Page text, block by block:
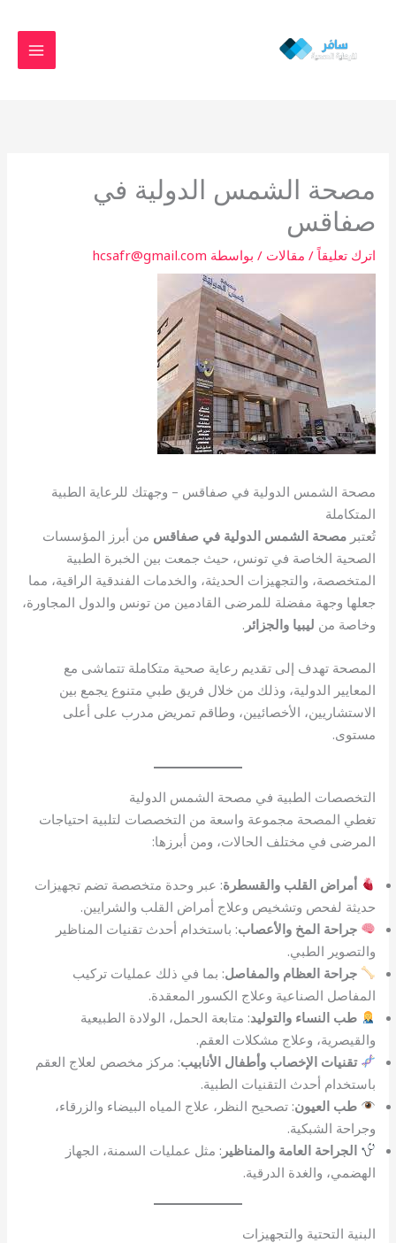
المحتوى
مصحة الشمس الدولية في
صفاقس
اترك تعليقاً / مقالات / بواسطة hcsafr@gmail.com
مصحة الشمس الدولية في صفاقس – وجهتك للرعاية الطبية
المتكاملة
تُعتبرمصحة الشمس الدولية في صفاقس من أبرز المؤسسات
الصحية الخاصة في تونس، حيث جمعت بين الخبرة الطبية
المتخصصة، والتجهيزات الحديثة، والخدمات الفندقية الراقية، مما
جعلها وجهة مفضلة للمرضى القادمين من تونس والدول المجاورة،
وخاصة من ليبيا والجزائر .
المصحة تهدف إلى تقديم رعاية صحية متكاملة تتماشى مع
المعايير الدولية، وذلك من خلال فريق طبي متنوع يجمع بين
الاستشاريين، الأخصائيين، وطاقم تمريض مدرب على أعلى
مستوى.
التخصصات الطبية في مصحة الشمس الدولية
تغطي المصحة مجموعة واسعة من التخصصات لتلبية احتياجات
المرضى في مختلف الحالات، ومن أبرزها:
أمراض القلب والقسطرة: عبر وحدة متخصصة تضم تجهيزات
حديثة لفحص وتشخيص وعلاج أمراض القلب والشرايين.
جراحة المخ والأعصاب: باستخدام أحدث تقنيات المناظير
والتصوير الطبي.
جراحة العظام والمفاصل: بما في ذلك عمليات تركيب
المفاصل الصناعية وعلاج الكسور المعقدة.
طب النساء والتوليد: متابعة الحمل، الولادة الطبيعية
والقيصرية، وعلاج مشكلات العقم.
تقنيات الإخصاب وأطفال الأنابيب: مركز مخصص لعلاج العقم
باستخدام أحدث التقنيات الطبية.
طب العيون: تصحيح النظر، علاج المياه البيضاء والزرقاء،
وجراحة الشبكية.
الجراحة العامة والمناظير : مثل عمليات السمنة، الجهاز
الهضمي، والغدة الدرقية.
البنية التحتية والتجهيزات